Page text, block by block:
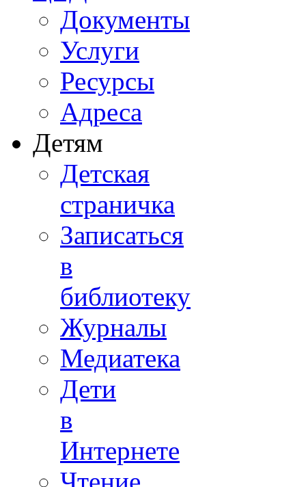
Документы
Услуги
Ресурсы
Адреса
Детям
Детская
страничка
Записаться
в
библиотеку
Журналы
Медиатека
Дети
в
Интернете